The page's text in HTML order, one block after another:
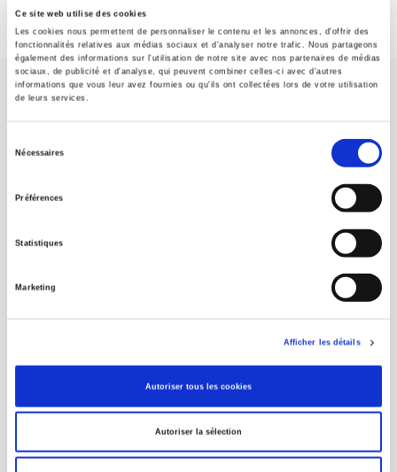
Ce site web utilise des cookies
Les cookies nous permettent de personnaliser le contenu et les annonces, d'offrir des
fonctionnalités relatives aux médias sociaux et d'analyser notre trafic. Nous partageons
également des informations sur l'utilisation de notre site avec nos partenaires de médias
sociaux, de publicité et d'analyse, qui peuvent combiner celles-ci avec d'autres
informations que vous leur avez fournies ou qu'ils ont collectées lors de votre utilisation
de leurs services.
Nécessaires
Préférences
Statistiques
Marketing
Afficher les détails
Autoriser tous les cookies
Autoriser la sélection
SCIENCES PO UNIVERSITY PRESS has a threefold role: to publish
original research, to edit reference works for student use, and to
help public and political debate.
FOREIGN RIGHTS
FOR BOOKSHOPS
Future Releases